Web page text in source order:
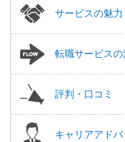
サービスの魅力
転職サービスの
評判・口コミ
キャリアアド